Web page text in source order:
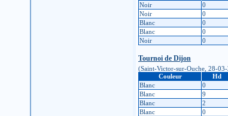
Noir
0
Noir
0
Blanc
0
Blanc
0
Noir
0
Tournoi de Dijon
(Saint-Victor-sur-Ouche, 28-
Couleur
Hd
Blanc
0
Blanc
9
Blanc
2
Blanc
0